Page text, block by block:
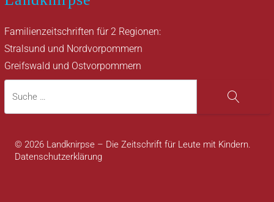
Familienzeitschriften für 2 Regionen:
Stralsund und Nordvorpommern
Greifswald und Ostvorpommern
Suche
Suche
© 2026 Landknirpse – Die Zeitschrift für Leute mit Kindern.
Datenschutzerklärung